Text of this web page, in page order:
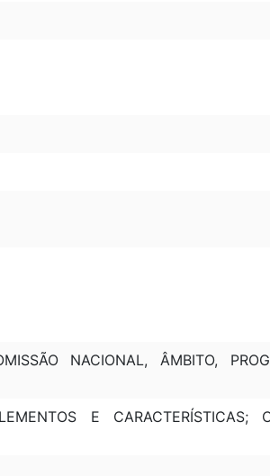
NACIONAL, ÂMBITO,
E CARACTERÍSTICAS;